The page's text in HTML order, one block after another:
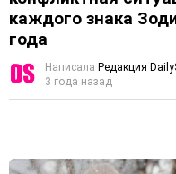
каждого знака
года
Написала Редакция
3 года назад